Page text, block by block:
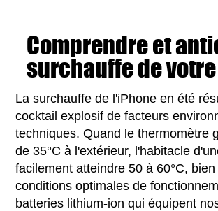
Comprendre et
surchauffe de
La surchauffe de l'iPhone en été
cocktail explosif de facteurs
techniques. Quand le thermomètre
de 35°C à l'extérieur, l'habitacle
facilement atteindre 50 à 60°C,
conditions optimales de
batteries lithium-ion qui équipent